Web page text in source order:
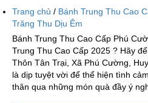
Trang chủ / Bánh Trung Thu Cao
Trăng Thu Dịu Êm
Bánh Trung Thu Cao Cấp Phú
Trung Thu Cao Cấp 2025 ? Hãy
Thôn Tân Trại, Xã Phú Cường,
là dịp tuyệt vời để thể hiện tình
thân qua những món quà đầy ý